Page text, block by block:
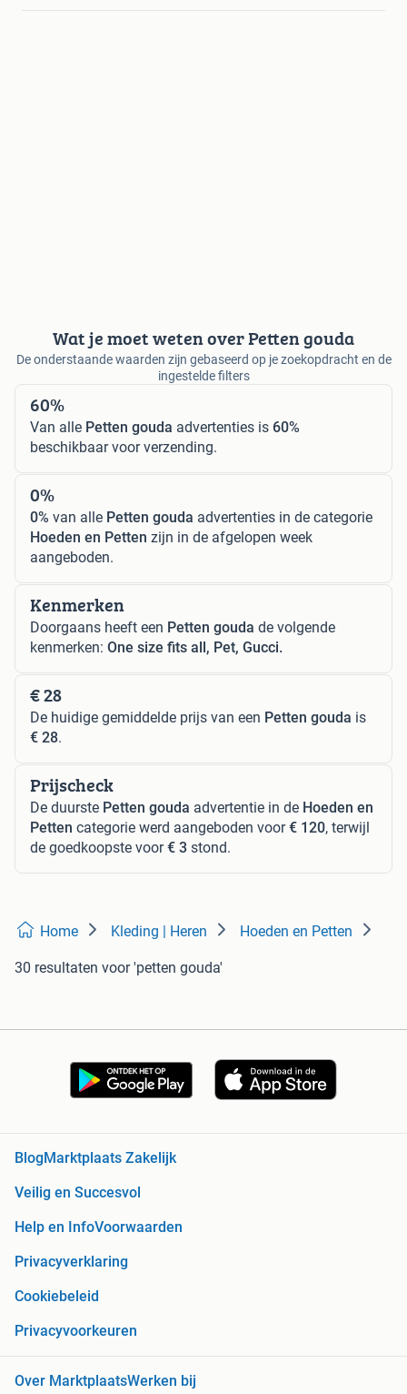
Wat je moet weten over Petten gouda
De onderstaande waarden zijn gebaseerd op je zoekopdracht en de
ingestelde filters
60%
Van alle Petten gouda advertenties is 60%
beschikbaar voor verzending.
0%
0% van alle Petten gouda advertenties in de categorie
Hoeden en Petten zijn in de afgelopen week
aangeboden.
Kenmerken
Doorgaans heeft een Petten gouda de volgende
kenmerken: One size fits all, Pet, Gucci.
€ 28
De huidige gemiddelde prijs van een Petten gouda is
€ 28.
Prijscheck
De duurste Petten gouda advertentie in de Hoeden en
Petten categorie werd aangeboden voor€ 120, terwijl
de goedkoopste voor€ 3 stond.
Home Kleding | Heren Hoeden en Petten
30 resultaten voor 'petten gouda'
Blog Marktplaats Zakelijk
Veilig en Succesvol
Help en InfoVoorwaarden
Privacyverklaring
Cookiebeleid
Privacyvoorkeuren
Over MarktplaatsWerken bij